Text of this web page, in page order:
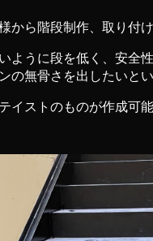
から階段制作、取り付
ように段を低く、安全
の無骨さを出したいと
イストのものが作成可